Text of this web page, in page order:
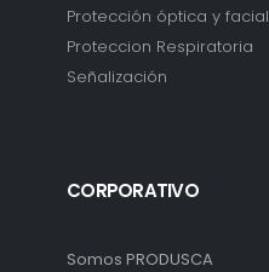
Protección óptica y facial
Proteccion Respiratoria
Señalización
CORPORATIVO
Somos PRODUSCA